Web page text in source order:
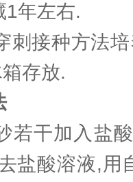
1年左右.
刺接种方法
存放.
若干加入盐
盐酸溶液,用